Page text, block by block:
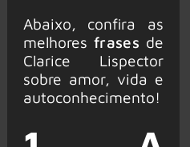
Abaixo, confira as
melhoresfrases de
Clarice Lispector
sobre amor, vida e
autoconhecimento!